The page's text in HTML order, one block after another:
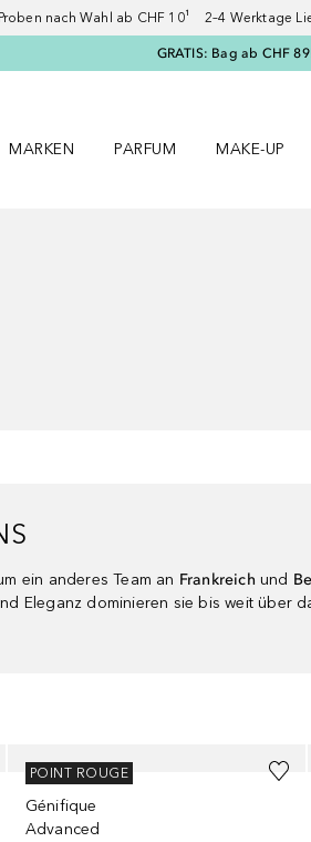
nach Wahl ab CHF 10¹ 2–4 Werktage
GRATIS: Bag ab CHF
MARKEN
PARFUM
MAKE-UP
ein anderes Team an Frankreich und
Eleganz dominieren sie bis weit über
LANCÔME
Génifique
Advanced
POINT ROUGE